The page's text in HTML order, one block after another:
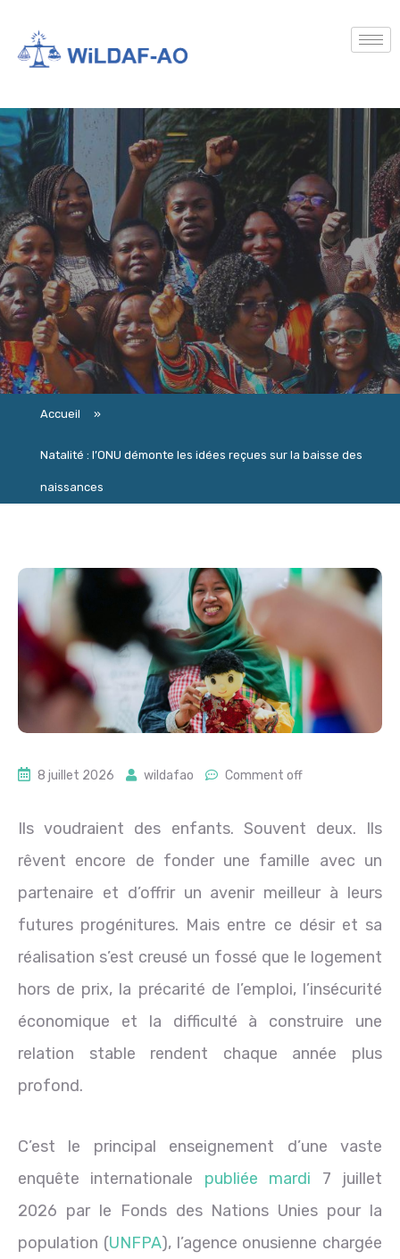
Accueil »
Natalité : l’ONU démonte les idées reçues sur la baisse des
naissances
8 juillet 2026 wildafao Comment off
Ils voudraient des enfants. Souvent deux. Ils
rêvent encore de fonder une famille avec un
partenaire et d’offrir un avenir meilleur à leurs
futures progénitures. Mais entre ce désir et sa
réalisation s’est creusé un fossé que le logement
hors de prix, la précarité de l’emploi, l’insécurité
économique et la difficulté à construire une
relation stable rendent chaque année plus
profond.
C’est le principal enseignement d’une vaste
enquête internationale publiée mardi 7 juillet
2026 par le Fonds des Nations Unies pour la
population (UNFPA), l’agence onusienne chargée